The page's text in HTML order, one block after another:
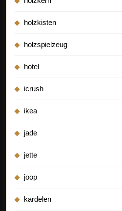
holzkisten
holzspielzeug
hotel
icrush
ikea
jade
jette
joop
kardelen